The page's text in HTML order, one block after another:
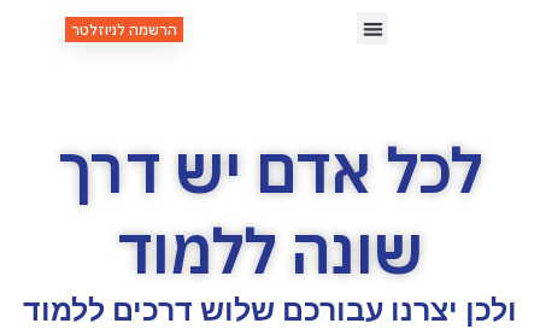
הרשמה לניוזלטר
אדם יש דרך
שונה ללמוד
יצרנו עבורכם שלוש דרכים ללמוד